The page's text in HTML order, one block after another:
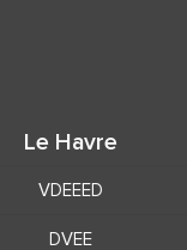
Le Havre
VDEEED
DVEE